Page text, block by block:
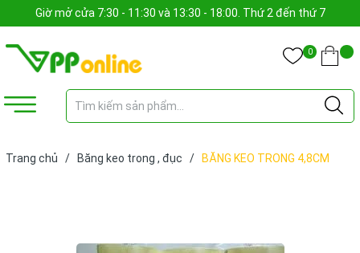
Giờ mở cửa 7:30 - 11:30 và 13:30 - 18:00. Thứ 2 đến thứ 7
0
Trang chủ / Băng keo trong , đục /
BĂNG KEO TRONG 4,8CM